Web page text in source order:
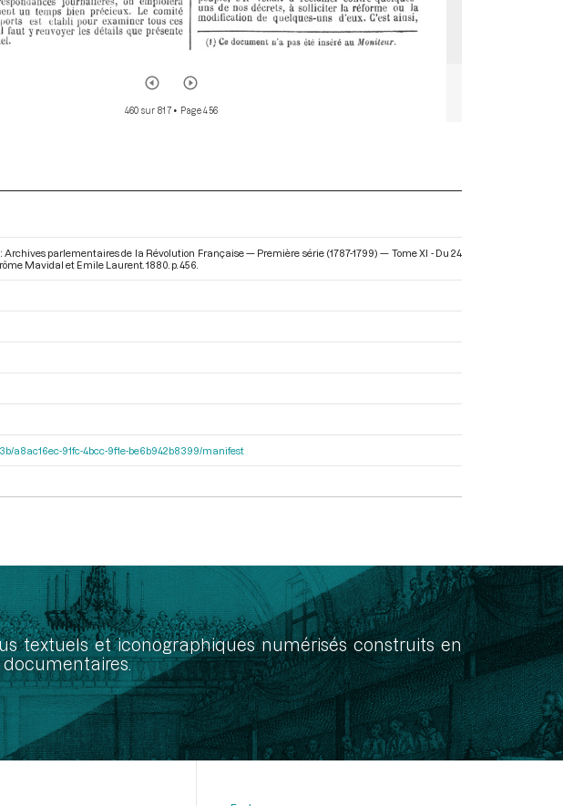
460 sur 817• Page 456
Archives parlementaires de la Révolution Française — Première série (1787-1799) — Tome XI - Du 24
Mavidal et Emile Laurent. 1880. p. 456.
a8ac16ec-91fc-4bcc-9f1e-be6b942b8399/manifest
textuels et iconographiques numérisés construits en